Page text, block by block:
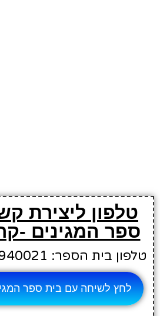
טלפון ליצירת
ספר המגינים -
טלפון בית הספר: 04-6940021
לחץ לשיחה עם בית ספר